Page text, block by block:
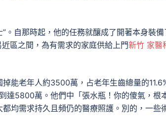
。自那時起，他的任務就釀成了開著本身裝備
區之間，為有需求的家庭供給上門新竹 家醫
能老年人約3500萬，占老年生齒總量的
5800萬。他們中「張水瓶！你的傻氣，根
均需求持久且頻仍的醫療照護。別的，一些